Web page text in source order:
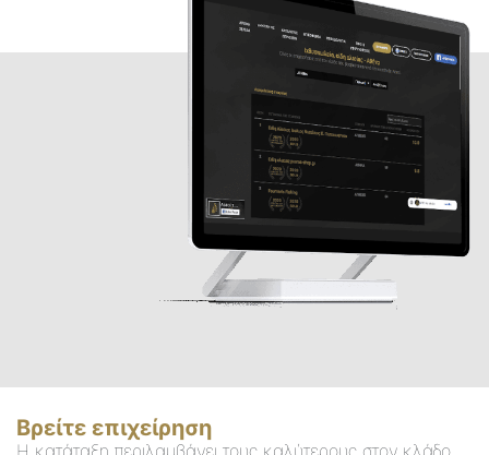
Βρείτε επιχείρηση